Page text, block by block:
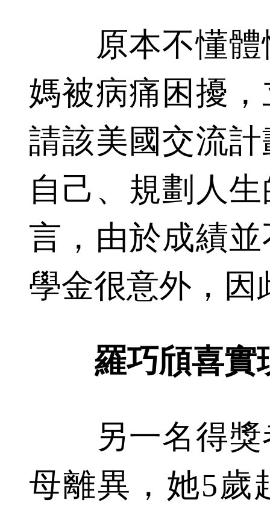
原本不懂體
媽被病痛困擾
請該美國交流
自己、規劃人
言，由於成績
學金很意外，因
羅巧頎喜實
另一名得獎
母離異，她5歲